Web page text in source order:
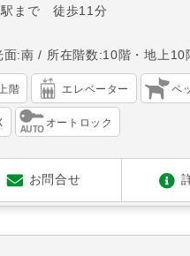
駅まで 徒歩11分
面:南 所在階数:10階・地上10
階 エレベーター ペ
オートロック
お問合せ